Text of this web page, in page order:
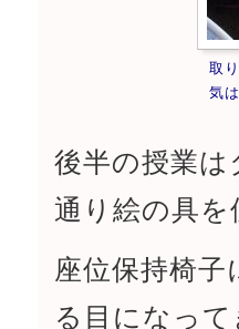
取
気
後半の授業
通り絵の具
座位保持椅
る目になっ